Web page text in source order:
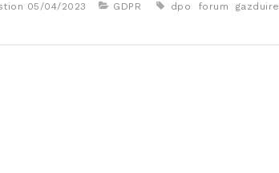
05/04/2023 GDPR dpo forum
gazduire